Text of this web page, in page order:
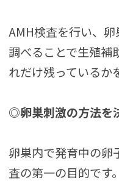
AMH検査を行い、
調べることで生殖補
れだけ残っているか
◎卵巣刺激の方法を
卵巣内で発育中の卵
査の第一の目的です。